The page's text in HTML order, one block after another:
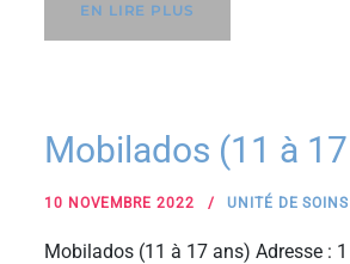
EN LIRE PLUS
Mobilados (11 à
10 NOVEMBRE 2022 UNITÉ DE SOINS
Mobilados (11 à 17 ans) Adresse :